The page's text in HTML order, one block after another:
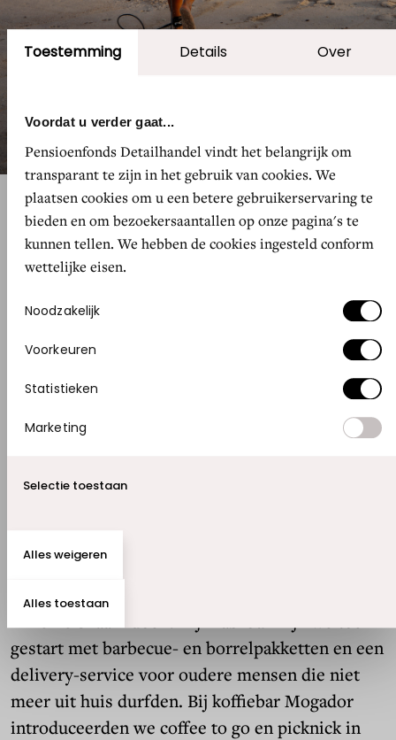
Toestemming Details Over
Voordat u verder gaat...
Pensioenfonds Detailhandel vindt het belangrijk om
transparant te zijn in het gebruik van cookies. We
plaatsen cookies om u een betere gebruikerservaring te
bieden en om bezoekersaantallen op onze pagina's te
kunnen tellen. We hebben de cookies ingesteld conform
wettelijke eisen.
Toestemmingsselectie
Noodzakelijk
Voorkeuren
Statistieken
Marketing
Alles toestaan
Selectie toestaan
Alles weigeren
Anna: "Je belandt hier in een zó een compleet ander leven. Zodra ik de kinderen
naar school heb gebracht, ben ik minimaal drie uur in het water."
Kansen zien
Nog voor de geboorte van Benjamin, hun tweede
kind, werd duidelijk waar die vervolgstap in de
carrière van Anna lag: pal naast foodmarkt
Mabrouk aan de Botermarkt in Haarlem, het
startte Anna koffiebar Mogador. Om daarna
lifestyle winkel met geïmporteerde meubels en
“We draaiden goed, totdat Covid uitbrak en Mo
en ik elkaar aankeken en zeiden: Hoe gaan we dit
gestart met barbecue- en borrelpakketten en een
delivery-service voor oudere mensen die niet
meer uit huis durfden. Bij koffiebar Mogador
introduceerden we coffee to go en picknick in